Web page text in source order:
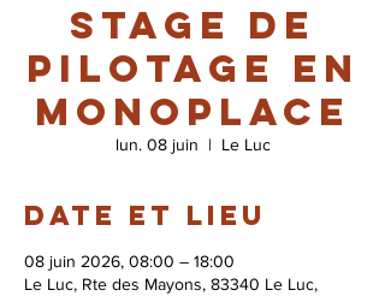
Stage de
pilotage en
monoplace
lun. 08 juin
  |
Le Luc
Date et lieu
08 juin 2026, 08:00 – 18:00
Le Luc, Rte des Mayons, 83340 Le Luc,